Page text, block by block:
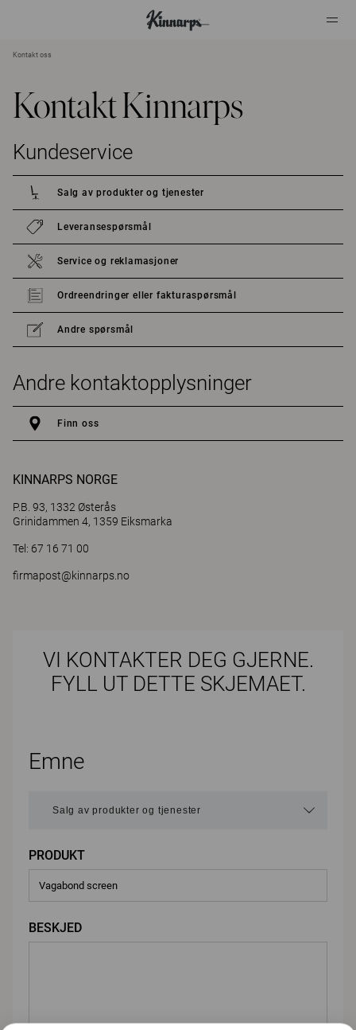
Kontakt oss
Kontakt Kinnarps
Kundeservice
Salg av produkter og tjenester
Leveransespørsmål
Service og reklamasjoner
Ordreendringer eller fakturaspørsmål
Andre spørsmål
Andre kontaktopplysninger
Finn oss
KINNARPS NORGE
P.B. 93, 1332 Østerås
Grinidammen 4, 1359 Eiksmarka
Tel: 67 16 71 00
firmapost@kinnarps.no
VI KONTAKTER DEG GJERNE.
FYLL UT DETTE SKJEMAET.
Emne
PRODUKT
BESKJED